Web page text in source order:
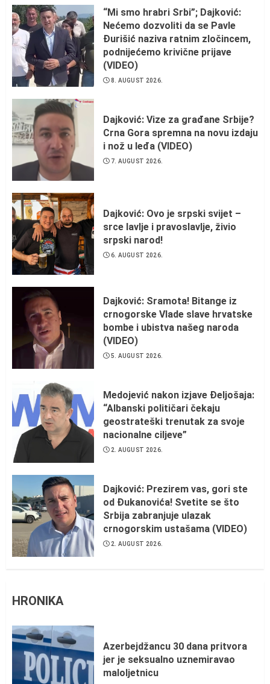
“Mi smo hrabri Srbi”; Dajković:
Nećemo dozvoliti da se Pavle
Đurišić naziva ratnim zločincem,
podnijećemo krivične prijave
(VIDEO)
8. AUGUST 2026.
Dajković: Vize za građane Srbije?
Crna Gora spremna na novu izdaju
i nož u leđa (VIDEO)
7. AUGUST 2026.
Dajković: Ovo je srpski svijet –
srce lavlje i pravoslavlje, živio
srpski narod!
6. AUGUST 2026.
Dajković: Sramota! Bitange iz
crnogorske Vlade slave hrvatske
bombe i ubistva našeg naroda
(VIDEO)
5. AUGUST 2026.
Medojević nakon izjave Đeljošaja:
“Albanski političari čekaju
geostrateški trenutak za svoje
nacionalne ciljeve”
2. AUGUST 2026.
Dajković: Prezirem vas, gori ste
od Đukanovića! Svetite se što
Srbija zabranjuje ulazak
crnogorskim ustašama (VIDEO)
2. AUGUST 2026.
HRONIKA
Azerbejdžancu 30 dana pritvora
jer je seksualno uznemiravao
maloljetnicu